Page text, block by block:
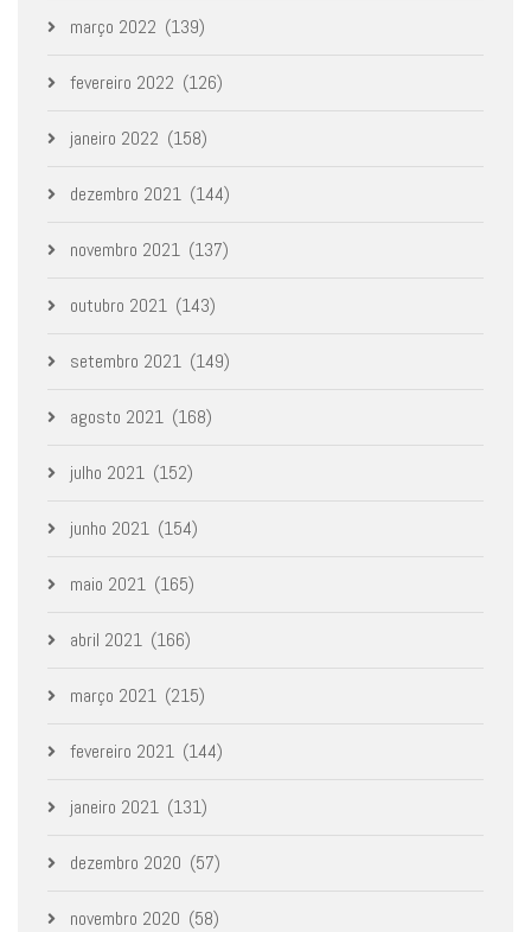
março 2022 (139)
fevereiro 2022 (126)
janeiro 2022 (158)
dezembro 2021 (144)
novembro 2021 (137)
outubro 2021 (143)
setembro 2021 (149)
agosto 2021 (168)
julho 2021 (152)
junho 2021 (154)
maio 2021 (165)
abril 2021 (166)
março 2021 (215)
fevereiro 2021 (144)
janeiro 2021 (131)
dezembro 2020 (57)
novembro 2020 (58)